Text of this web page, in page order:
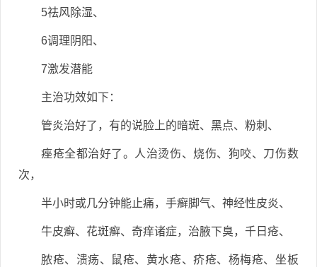
5祛风除湿、
6调理阴阳、
7激发潜能
主治功效如下：
管炎治好了，有的说脸上的暗斑、黑点、粉刺、
痤疮全都治好了。人治烫伤、烧伤、狗咬、刀伤数
次，
半小时或几分钟能止痛，手癣脚气、神经性皮炎、
牛皮癣、花斑癣、奇痒诸症，治腋下臭，千日疮、
脓疮、溃疡、鼠疮、黄水疮、疥疮、杨梅疮、坐板